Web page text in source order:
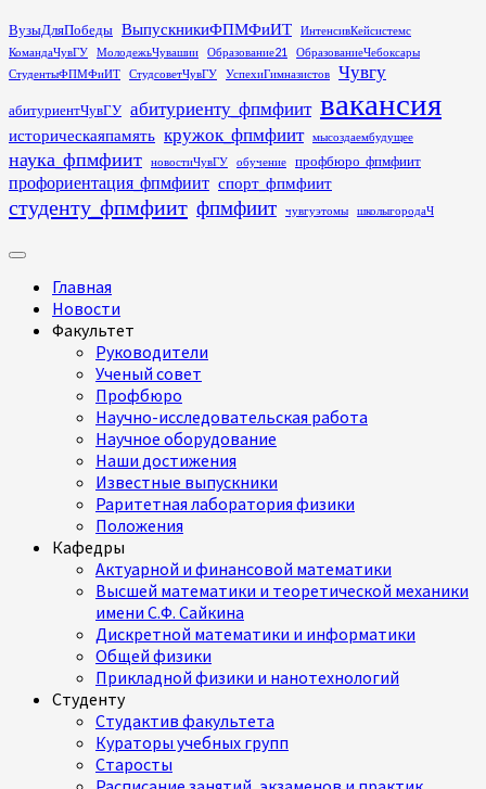
Перейти
к
содержимому
ВузыДляПобеды ВыпускникиФПМФиИТ
ИнтенсивКейсистемс
КомандаЧувГУ
МолодежьЧувашии Образование21
ОбразованиеЧебоксары
СтудентыФПМФиИТ
СтудсоветЧувГУ УспехиГимназистов Чувгу
абитуриентЧувГУ абитуриенту_фпмфиит вакансия
историческаяпамять кружок_фпмфиит мысоздаембудущее
наука_фпмфиит новостиЧувГУ обучение профбюро_фпмфиит
профориентация_фпмфиит спорт_фпмфиит
студенту_фпмфиит фпмфиит чувгуэтомы школыгородаЧ
Основное
Главная
Новости
Факультет
Руководители
Ученый совет
Профбюро
Научно-исследовательская работа
Научное оборудование
Наши достижения
Известные выпускники
Раритетная лаборатория физики
Положения
Кафедры
Актуарной и финансовой математики
Высшей математики и теоретической механики
имени С.Ф. Сайкина
Дискретной математики и информатики
Общей физики
Прикладной физики и нанотехнологий
Студенту
Студактив факультета
Кураторы учебных групп
Старосты